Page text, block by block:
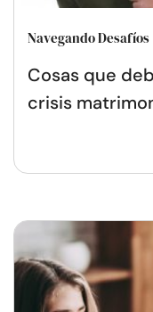
Navegando Desafíos
Cosas que
crisis